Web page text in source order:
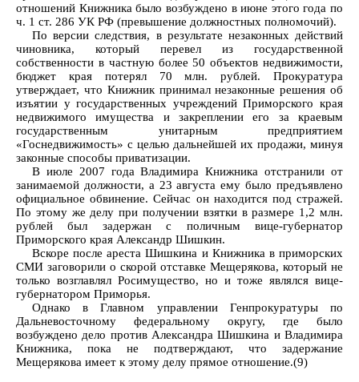
отношений Книжника было возбуждено в июне этого года по
ч. 1 ст. 286 УК РФ (превышение должностных полномочий).
По версии следствия, в результате незаконных действий
чиновника, который перевел из государственной
собственности в частную более 50 объектов недвижимости,
бюджет края потерял 70 млн. рублей. Прокуратура
утверждает, что Книжник принимал незаконные решения об
изъятии у государственных учреждений Приморского края
недвижимого имущества и закреплении его за краевым
государственным унитарным предприятием
«Госнедвижимость» с целью дальнейшей их продажи, минуя
законные способы приватизации.
В июле 2007 года Владимира Книжника отстранили от
занимаемой должности, а 23 августа ему было предъявлено
официальное обвинение. Сейчас он находится под стражей.
По этому же делу при получении взятки в размере 1,2 млн.
рублей был задержан с поличным вице-губернатор
Приморского края Александр Шишкин.
Вскоре после ареста Шишкина и Книжника в приморских
СМИ заговорили о скорой отставке Мещерякова, который не
только возглавлял Росимущество, но и тоже являлся вице-
губернатором Приморья.
Однако в Главном управлении Генпрокуратуры по
Дальневосточному федеральному округу, где было
возбуждено дело против Александра Шишкина и Владимира
Книжника, пока не подтверждают, что задержание
Мещерякова имеет к этому делу прямое отношение.(9)